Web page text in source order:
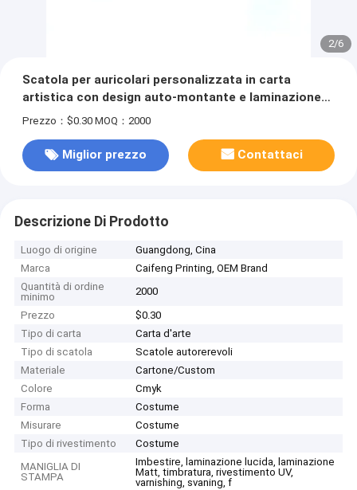
2/6
Scatola per auricolari personalizzata in carta
artistica con design auto-montante e laminazione
lucida
Prezzo：$0.30 MOQ：2000
Miglior prezzo Contattaci
Descrizione Di Prodotto
Luogo di origine
Guangdong, Cina
Marca
Caifeng Printing, OEM Brand
Quantità di ordine
minimo
2000
Prezzo
$0.30
Tipo di carta
Carta d'arte
Tipo di scatola
Scatole autorerevoli
Materiale
Cartone/Custom
Colore
Cmyk
Forma
Costume
Misurare
Costume
Tipo di rivestimento
Costume
MANIGLIA DI
STAMPA
Imbestire, laminazione lucida, laminazione
Matt, timbratura, rivestimento UV,
varnishing, svaning, f